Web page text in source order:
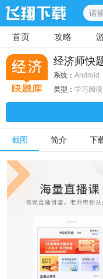
首页 攻略
经济师快
系统： Android
类型： 学习阅读
截图 简介 下